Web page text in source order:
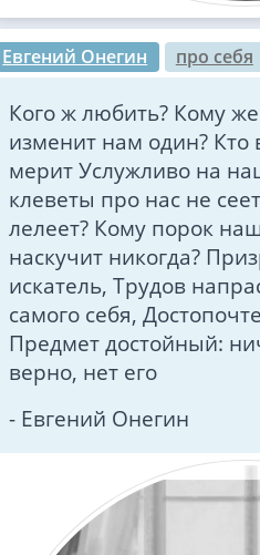
Евгений Онегин про себя
Кого ж любить? Кому
изменит нам один? Кто
мерит Услужливо на
клеветы про нас не
лелеет? Кому порок
наскучит никогда?
искатель, Трудов
самого себя,
Предмет достойный:
верно, нет его
- Евгений Онегин